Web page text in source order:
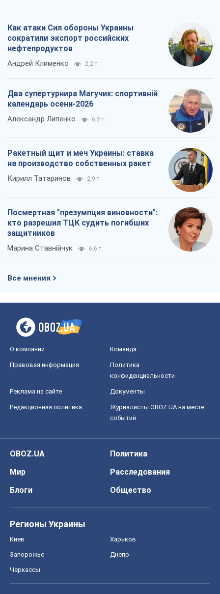
Как атаки Сил обороны Украины
сократили экспорт российских
нефтепродуктов
Андрей Клименко 2,2 т.
Два супертурнира Магучих: спортивній
календарь осени-2026
Александр Липенко 6,2 т.
Ракетный щит и меч Украины: ставка
на производство собственных ракет
Кирилл Татаринов 2,9 т.
Посмертная "презумпция виновности":
кто разрешил ТЦК судить погибших
защитников
Марина Ставнійчук 6,6 т.
Все мнения
О компании Команда
Правовая информация
Политика
конфиденциальности
Реклама на сайте Документы
Редакционная политика
Журналисты OBOZ.UA на месте
событий
OBOZ.UA
Политика
Мир
Расследования
Блоги
Общество
Регионы Украины
Киев Харьков
Запорожье Днепр
Черкассы